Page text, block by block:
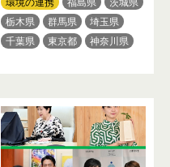
栃木県
群馬県
埼玉県
千葉県
東京都
神奈川県